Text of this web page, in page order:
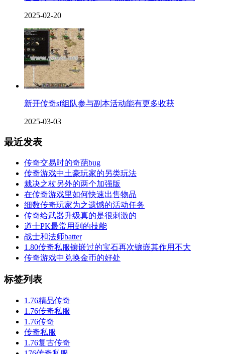
2025-02-20
新开传奇sf组队参与副本活动能有更多收获
2025-03-03
最近发表
传奇交易时的奇葩bug
传奇游戏中土豪玩家的另类玩法
裁决之杖另外的两个加强版
在传奇游戏里如何快速出售物品
细数传奇玩家为之遗憾的活动任务
传奇给武器升级真的是很刺激的
道士PK最常用到的技能
战士和法师batter
1.80传奇私服镶嵌过的宝石再次镶嵌其作用不大
传奇游戏中兑换金币的好处
标签列表
1.76精品传奇
1.76传奇私服
1.76传奇
传奇私服
1.76复古传奇